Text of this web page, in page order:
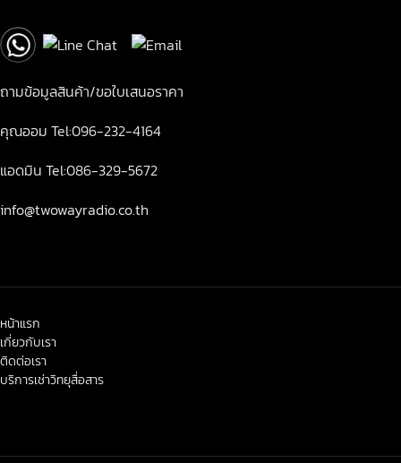
ถามข้อมูลสินค้า/ขอใบเสนอราคา
คุณออม Tel:096-232-4164
แอดมิน Tel:086-329-5672
info@twowayradio.co.th
หน้าแรก
เกี่ยวกับเรา
ติดต่อเรา
บริการเช่าวิทยุสื่อสาร